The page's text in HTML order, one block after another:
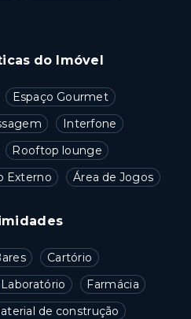
do Imóvel
Espaço Gourmet
Interfone
Rooftop lounge
Externo Área de Jogos
Cartório
Farmácia
de construção